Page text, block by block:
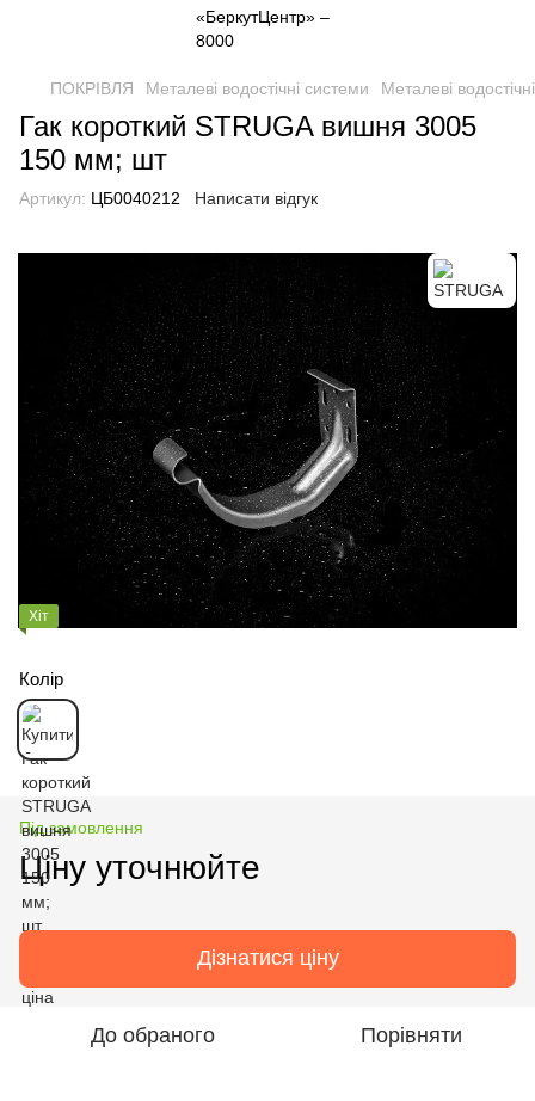
ПОКРІВЛЯ Металеві водостічні системи Металеві
Гак короткий STRUGA вишня 3005
150 мм; шт
Артикул: ЦБ0040212 Написати відгук
Хіт
Колір
Під замовлення
Ціну уточнюйте
Дізнатися ціну
До обраного Порівняти